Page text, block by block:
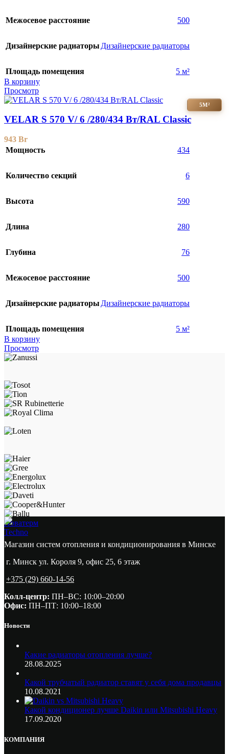
Межосевое расстояние 500
Дизайнерские радиаторы Дизайнерские радиаторы
Площадь помещения
5 м²
В корзину
Просмотр
5М²
VELAR S 570 V/ 6 /280/434 Вт/RAL Classic
943 Br
Мощность
434
Количество секций 6
Высота 590
Длина 280
Глубина 76
Межосевое расстояние 500
Дизайнерские радиаторы Дизайнерские радиаторы
Площадь помещения
5 м²
В корзину
Просмотр
Новатерм
Techno
Магазин систем отопления и кондиционирования в Минске
г. Минск ул. Короля 9, офис 25, 6 этаж
+375 (29) 660-14-56
Колл-центр: ПН–ВС: 10:00–20:00​
Офис: ПН–ПТ: 10:00–18:00
Новости
Какие радиаторы отопления лучше?
28.08.2025
Какой трубчатый радиатор ставят у себя дома продавцы
10.08.2021
Какой кондиционер лучше Daikin или Mitsubishi Heavy
17.09.2020
КОМПАНИЯ